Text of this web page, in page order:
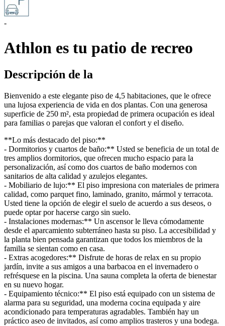
-
Athlon es tu patio de recreo
Descripción de la
Bienvenido a este elegante piso de 4,5 habitaciones, que le ofrece
una lujosa experiencia de vida en dos plantas. Con una generosa
superficie de 250 m², esta propiedad de primera ocupación es ideal
para familias o parejas que valoran el confort y el diseño.
**Lo más destacado del piso:**
- Dormitorios y cuartos de baño:** Usted se beneficia de un total de
tres amplios dormitorios, que ofrecen mucho espacio para la
personalización, así como dos cuartos de baño modernos con
sanitarios de alta calidad y azulejos elegantes.
- Mobiliario de lujo:** El piso impresiona con materiales de primera
calidad, como parquet fino, laminado, granito, mármol y terracota.
Usted tiene la opción de elegir el suelo de acuerdo a sus deseos, o
puede optar por hacerse cargo sin suelo.
- Instalaciones modernas:** Un ascensor le lleva cómodamente
desde el aparcamiento subterráneo hasta su piso. La accesibilidad y
la planta bien pensada garantizan que todos los miembros de la
familia se sientan como en casa.
- Extras acogedores:** Disfrute de horas de relax en su propio
jardín, invite a sus amigos a una barbacoa en el invernadero o
refrésquese en la piscina. Una sauna completa la oferta de bienestar
en su nuevo hogar.
- Equipamiento técnico:** El piso está equipado con un sistema de
alarma para su seguridad, una moderna cocina equipada y aire
acondicionado para temperaturas agradables. También hay un
práctico aseo de invitados, así como amplios trasteros y una bodega.